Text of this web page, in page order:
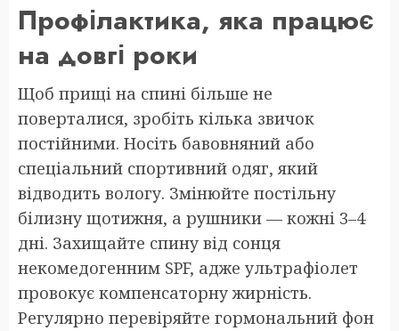
Профілактика, яка працює
на довгі роки
Щоб прищі на спині більше не
поверталися, зробіть кілька звичок
постійними. Носіть бавовняний або
спеціальний спортивний одяг, який
відводить вологу. Змінюйте постільну
білизну щотижня, а рушники — кожні 3–4
дні. Захищайте спину від сонця
некомедогенним SPF, адже ультрафіолет
провокує компенсаторну жирність.
Регулярно перевіряйте гормональний фон